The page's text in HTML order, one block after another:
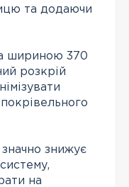
та додаючи
шириною 370
розкрій
знижує
на